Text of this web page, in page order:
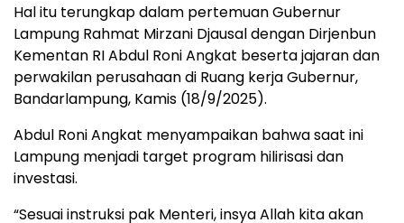
Hal itu terungkap dalam pertemuan Gubernur
Lampung Rahmat Mirzani Djausal dengan Dirjenbun
Kementan RI Abdul Roni Angkat beserta jajaran dan
perwakilan perusahaan di Ruang kerja Gubernur,
Bandarlampung, Kamis (18/9/2025).
Abdul Roni Angkat menyampaikan bahwa saat ini
Lampung menjadi target program hilirisasi dan
investasi.
“Sesuai instruksi pak Menteri, insya Allah kita akan